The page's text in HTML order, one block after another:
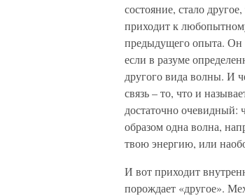
состояние, стало
приходит к
предыдущего опыта. Он
если в разуме
другого вида волны. И
связь – то, что и
достаточно
образом одна волна,
твою энергию, или
И вот приходит
порождает «другое».